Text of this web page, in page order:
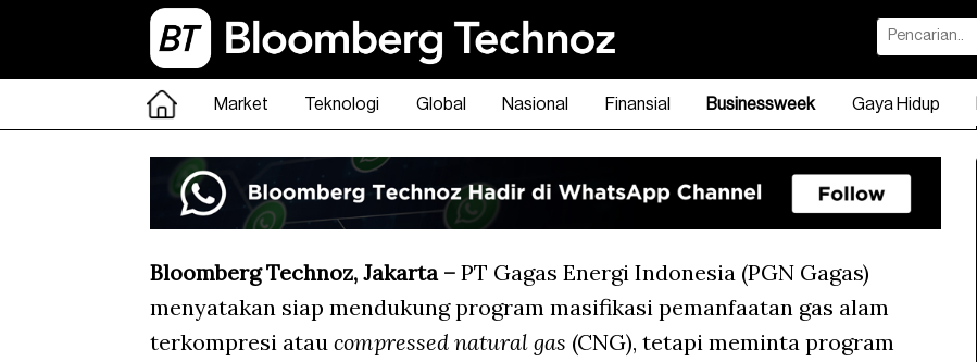
Market Teknologi Global Nasional Finansial Businessweek Gaya Hidup
Bloomberg Technoz, Jakarta – PT Gagas Energi Indonesia (PGN Gagas)
menyatakan siap mendukung program masifikasi pemanfaatan gas alam
terkompresi atau compressed natural gas (CNG), tetapi meminta program